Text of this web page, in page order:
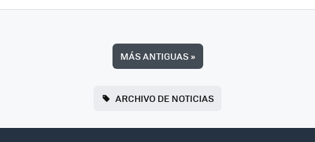
MÁS ANTIGUAS»
ARCHIVO DE NOTICIAS